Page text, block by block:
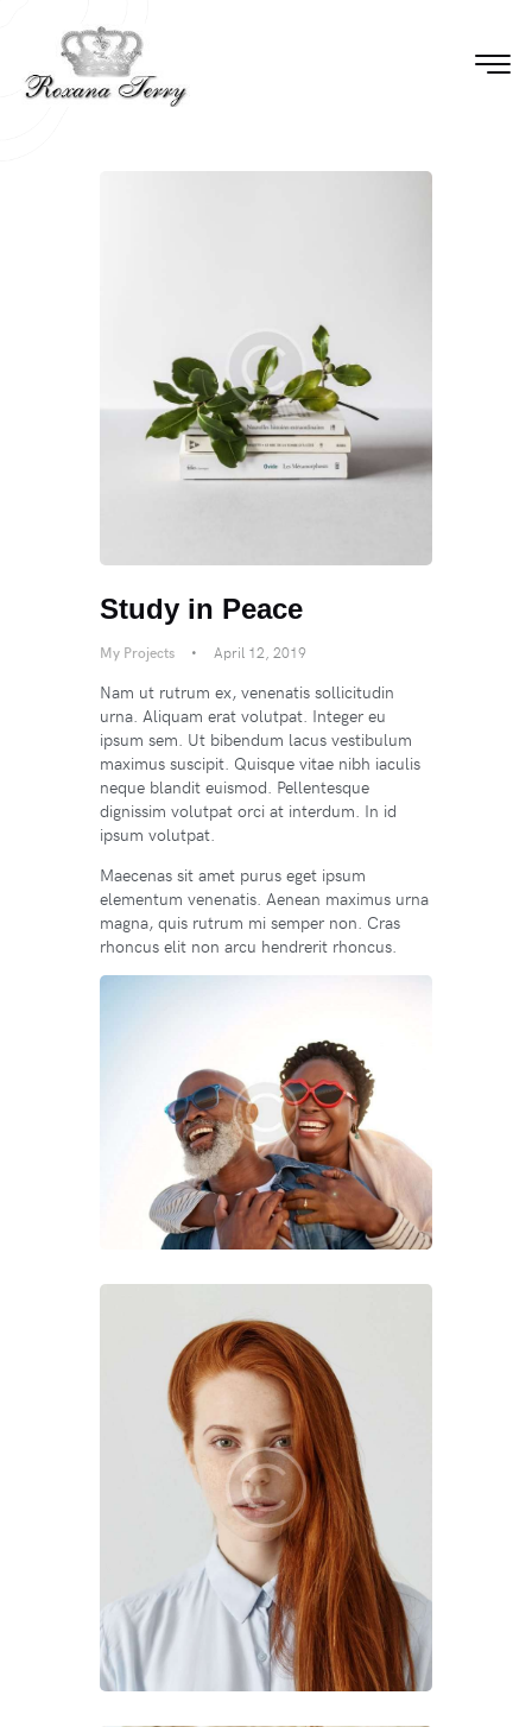
Study in Peace
My Projects April 12, 2019
Nam ut rutrum ex, venenatis sollicitudin
urna. Aliquam erat volutpat. Integer eu
ipsum sem. Ut bibendum lacus vestibulum
maximus suscipit. Quisque vitae nibh iaculis
neque blandit euismod. Pellentesque
dignissim volutpat orci at interdum. In id
ipsum volutpat.
Maecenas sit amet purus eget ipsum
elementum venenatis. Aenean maximus urna
magna, quis rutrum mi semper non. Cras
rhoncus elit non arcu hendrerit rhoncus.